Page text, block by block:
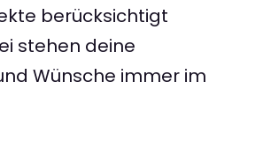
berücksichtigt
stehen deine
Wünsche immer im